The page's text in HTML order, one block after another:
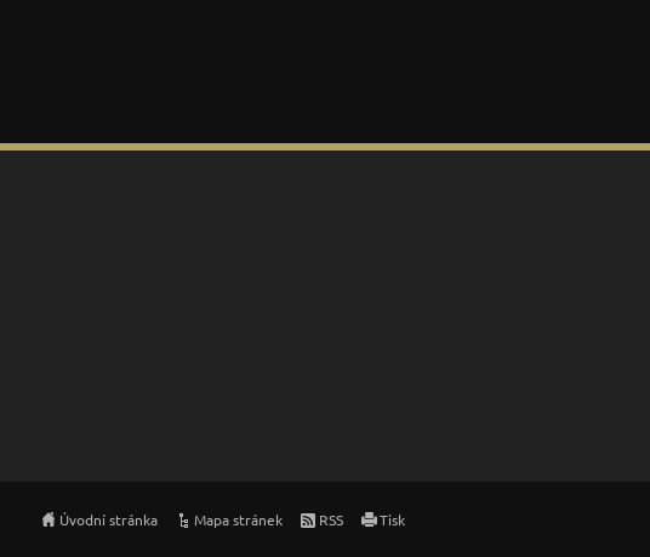
Úvodní stránka Mapa stránek RSS Tisk